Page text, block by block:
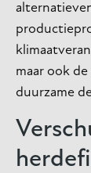
maar ook
duurzame